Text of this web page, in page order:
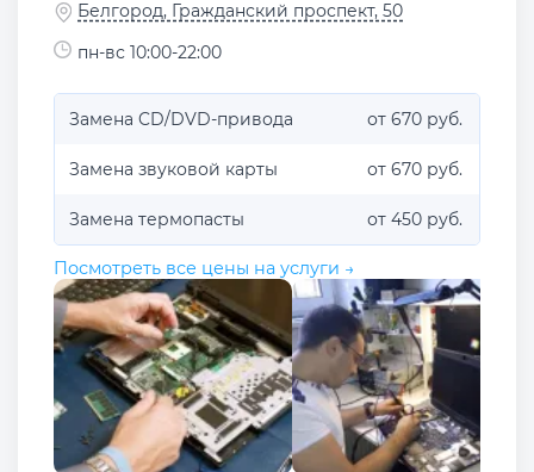
Белгород, Гражданский проспект, 50
пн-вс 10:00-22:00
Замена CD/DVD-привода от 670 руб.
Замена звуковой карты от 670 руб.
Замена термопасты от 450 руб.
Посмотреть все цены на услуги →